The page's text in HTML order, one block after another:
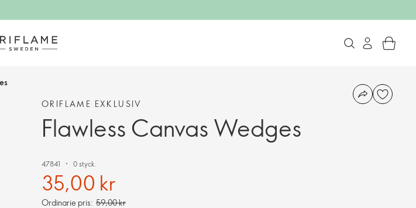
ORIFLAME EXKLUSIV
Flawless Canvas Wedges
47841 0 styck.
35,00 kr
Ordinarie pris: 59,00 kr